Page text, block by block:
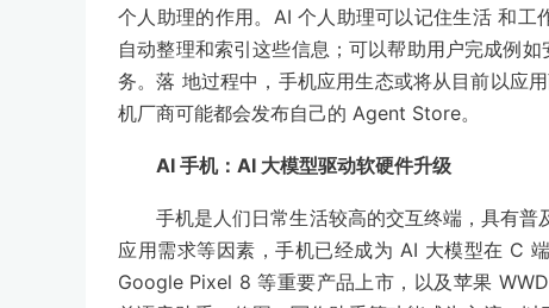
个人助理的作用。AI 个人助理可以记住生活 和
自动整理和索引这些信息；可以帮助用户完成例
务。落 地过程中，手机应用生态或将从目前以应
机厂商可能都会发布自己的 Agent Store。
AI 手机：AI 大模型驱动软硬件升级
手机是人们日常生活较高的交互终端，具有
应用需求等因素，手机已经成为 AI 大模型在 C
Google Pixel 8 等重要产品上市，以及苹果